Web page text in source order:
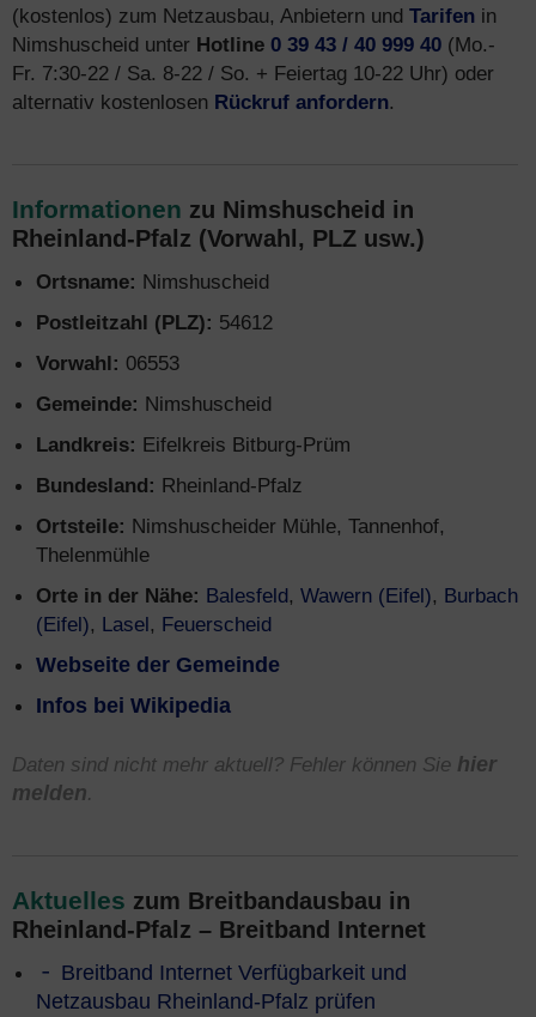
(kostenlos) zum Netzausbau, Anbietern und Tarifen in
Nimshuscheid unter Hotline 0 39 43 / 40 999 40 (Mo.-
Fr. 7:30-22 / Sa. 8-22 / So. + Feiertag 10-22 Uhr) oder
alternativ kostenlosen Rückruf anfordern.
Informationen zu Nimshuscheid in
Rheinland-Pfalz (Vorwahl, PLZ usw.)
Ortsname: Nimshuscheid
Postleitzahl (PLZ): 54612
Vorwahl: 06553
Gemeinde: Nimshuscheid
Landkreis: Eifelkreis Bitburg-Prüm
Bundesland: Rheinland-Pfalz
Ortsteile: Nimshuscheider Mühle, Tannenhof,
Thelenmühle
Orte in der Nähe: Balesfeld, Wawern (Eifel), Burbach
(Eifel), Lasel, Feuerscheid
Webseite der Gemeinde
Infos bei Wikipedia
Daten sind nicht mehr aktuell? Fehler können Sie hier
melden.
Aktuelles zum Breitbandausbau in
Rheinland-Pfalz – Breitband Internet
Breitband Internet Verfügbarkeit und
Netzausbau Rheinland-Pfalz prüfen